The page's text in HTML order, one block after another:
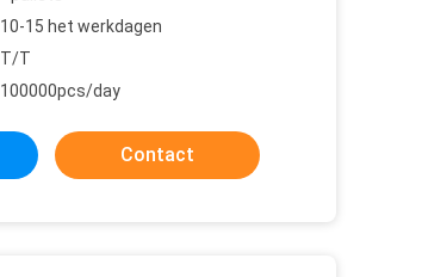
10-15 het werkdagen
T/T
100000pcs/day
Contact